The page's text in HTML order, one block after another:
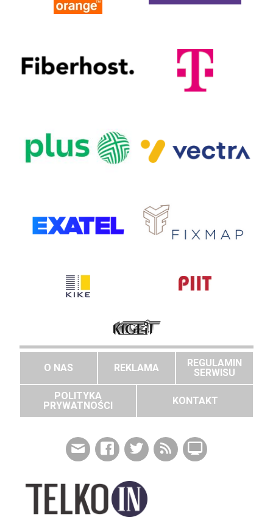
O NAS REKLAMA
REGULAMIN
SERWISU
POLITYKA
PRYWATNOŚCI
KONTAKT